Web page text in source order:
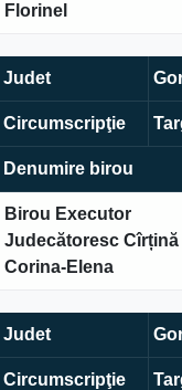
Florinel
Denumire birou
Birou Executor
Judecătoresc Cîrțină
Corina-Elena
Judet
Circumscripţie
Judet
Circumscripţie